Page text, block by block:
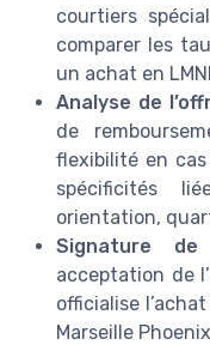
courtiers
comparer les
un achat en
Analyse de
de
flexibilité en
spécificités
orientation,
Signature de
acceptation de
officialise
Marseille